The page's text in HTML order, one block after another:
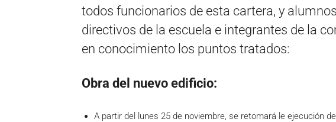
todos funcionarios de esta cartera, y
directivos de la escuela e integrantes de la
en conocimiento los puntos tratados:
Obra del nuevo edificio:
A partir del lunes 25 de noviembre, se retomará le ejecución